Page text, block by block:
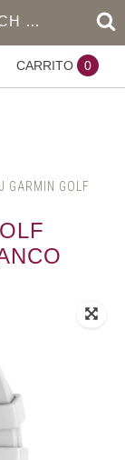
RELOJ GARMIN GOLF APPROACH S12 BLANCO
CARRITO 0
GARMIN GOLF